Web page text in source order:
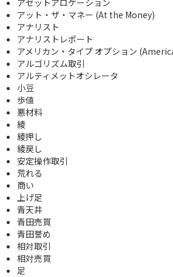
アット・ザ・マネー (At the Money)
アナリスト
アナリストレポート
アメリカン・タイプ オプション
アルゴリズム取引
アルティメットオシレータ
小豆
歩値
悪材料
綾
綾押し
綾戻し
安定操作取引
荒れる
商い
上げ足
青天井
青田売買
青田誉め
相対取引
相対売買
足